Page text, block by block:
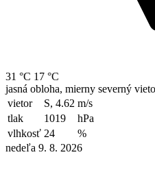
31 °C 17 °C
jasná obloha, mierny severný
vietor
S, 4.62 m/s
tlak
1019
hPa
vlhkosť 24
%
nedeľa 9. 8. 2026